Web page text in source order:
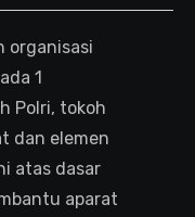
organisasi
1
Polri, tokoh
dan elemen
atas dasar
aparat